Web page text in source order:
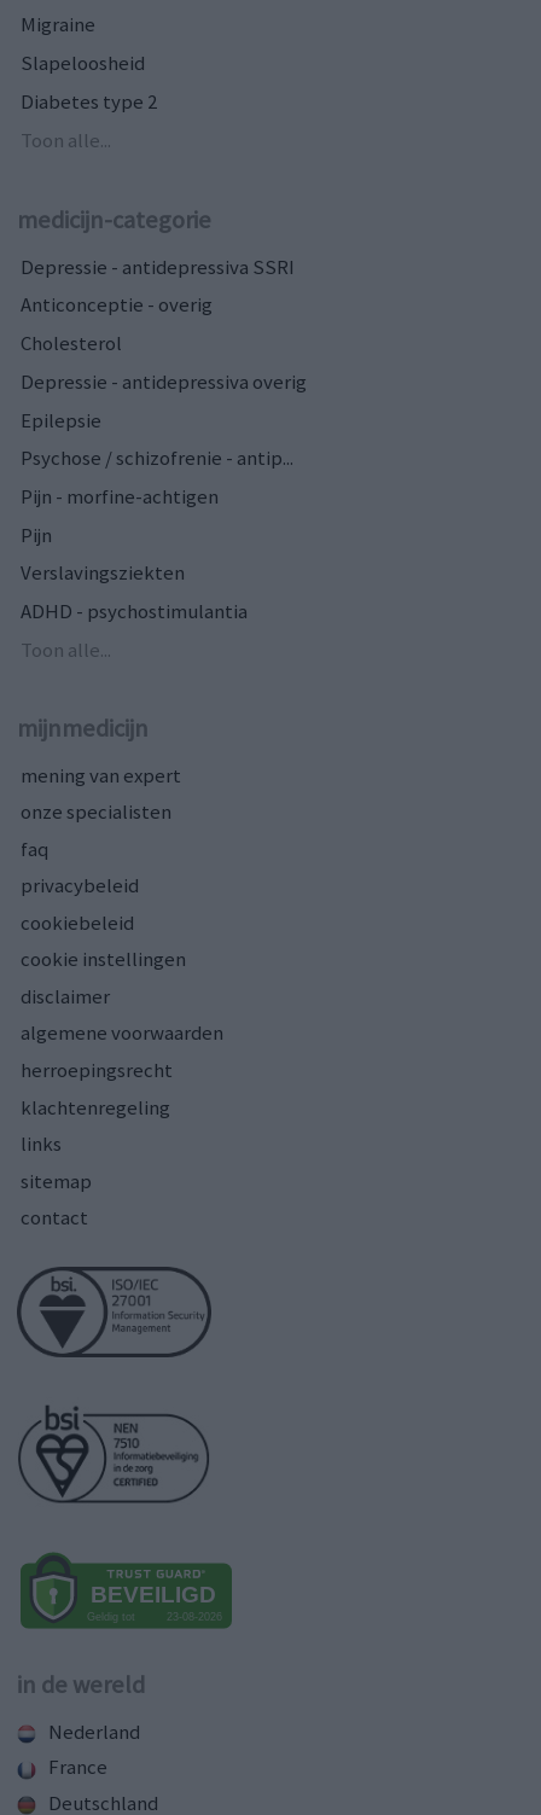
Migraine
Slapeloosheid
Diabetes type 2
Toon alle...
medicijn-categorie
Depressie - antidepressiva SSRI
Anticonceptie - overig
Cholesterol
Depressie - antidepressiva overig
Epilepsie
Psychose / schizofrenie - antip...
Pijn - morfine-achtigen
Pijn
Verslavingsziekten
ADHD - psychostimulantia
Toon alle...
mijnmedicijn
mening van expert
onze specialisten
faq
privacybeleid
cookiebeleid
cookie instellingen
disclaimer
algemene voorwaarden
herroepingsrecht
klachtenregeling
links
sitemap
contact
in de wereld
Nederland
France
Deutschland